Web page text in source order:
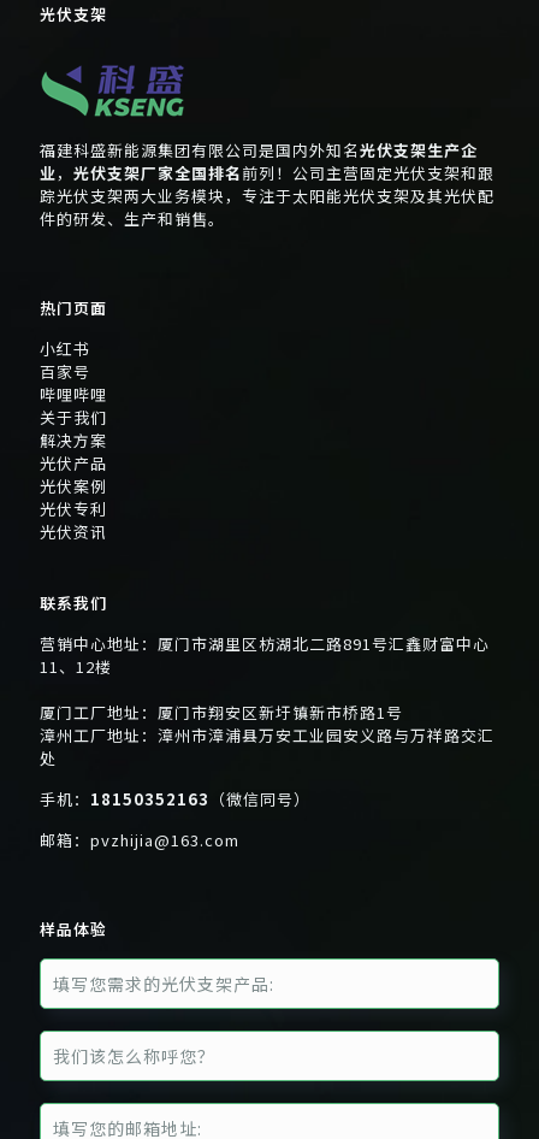
光伏支架
福建科盛新能源集团有限公司是国内外知名光伏支架生产企
业， 光伏支架厂家全国排名前列！公司主营固定光伏支架和跟
踪光伏支架两大业务模块，专注于太阳能光伏支架及其光伏配
件的研发、生产和销售。
热门页面
小红书
百家号
哔哩哔哩
关于我们
解决方案
光伏产品
光伏案例
光伏专利
光伏资讯
联系我们
营销中心地址：厦门市湖里区枋湖北二路891号汇鑫财富中心
11、12楼
厦门工厂地址：厦门市翔安区新圩镇新市桥路1号
漳州工厂地址：漳州市漳浦县万安工业园安义路与万祥路交汇
处
手机： 18150352163 （微信同号）
邮箱： pvzhijia@163.com
样品体验